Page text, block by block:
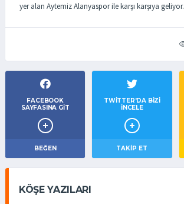
yer alan Aytemiz Alanyaspor ile karşı karşıya geliyor.
FACEBOOK
SAYFASINA GIT
BEĞEN
TWITTER'DA BIZI
İNCELE
TAKIP ET
KÖŞE YAZILARI